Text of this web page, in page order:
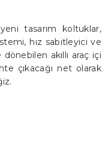
tasarım koltuklar,
hız sabitleyici ve
akıllı araç içi
çıkacağı net olarak